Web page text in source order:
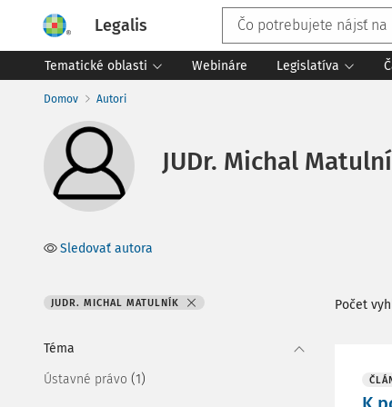
Legalis
Tematické oblasti Webináre Legislatíva
Domov Autori
JUDr. Michal
Sledovať autora
JUDR. MICHAL MATULNÍK
Téma
Ústavné právo (1)
Počet